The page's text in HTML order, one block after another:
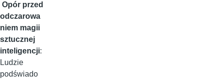
Opór przed
odczarowa
niem magii
sztucznej
inteligencji:
Ludzie
podświado